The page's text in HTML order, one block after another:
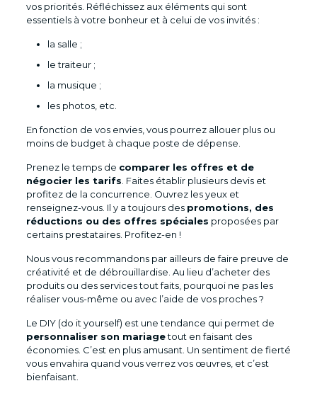
vos priorités. Réfléchissez aux éléments qui sont
essentiels à votre bonheur et à celui de vos invités :
la salle ;
le traiteur ;
la musique ;
les photos, etc.
En fonction de vos envies, vous pourrez allouer plus ou
moins de budget à chaque poste de dépense.
Prenez le temps de comparer les offres et de
négocier les tarifs . Faites établir plusieurs devis et
profitez de la concurrence. Ouvrez les yeux et
renseignez-vous. Il y a toujours des promotions, des
réductions ou des offres spéciales proposées par
certains prestataires. Profitez-en !
Nous vous recommandons par ailleurs de faire preuve de
créativité et de débrouillardise. Au lieu d’acheter des
produits ou des services tout faits, pourquoi ne pas les
réaliser vous-même ou avec l’aide de vos proches ?
Le DIY (do it yourself) est une tendance qui permet de
personnaliser son mariagetout en faisant des
économies. C’est en plus amusant. Un sentiment de fierté
vous envahira quand vous verrez vos œuvres, et c’est
bienfaisant.